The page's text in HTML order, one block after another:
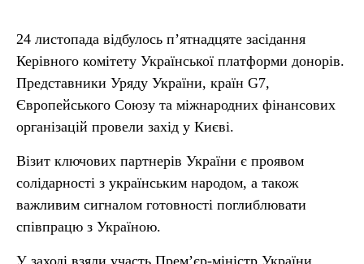
24 листопада відбулось пʼятнадцяте засідання
Керівного комітету Української платформи донорів.
Представники Уряду України, країн G7,
Європейського Союзу та міжнародних фінансових
організацій провели захід у Києві.
Візит ключових партнерів України є проявом
солідарності з українським народом, а також
важливим сигналом готовності поглиблювати
співпрацю з Україною.
У заході взяли участь Прем’єр-міністр України